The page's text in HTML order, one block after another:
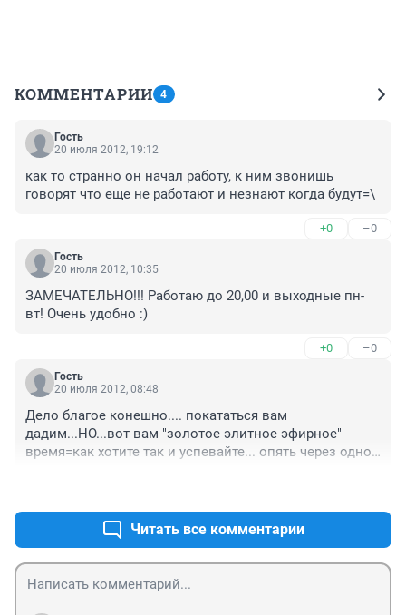
КОММЕНТАРИИ 4
Гость
20 июля 2012, 19:12
как то странно он начал работу, к ним звонишь
говорят что еще не работают и незнают когда будут=\
+0 –0
Гость
20 июля 2012, 10:35
ЗАМЕЧАТЕЛЬНО!!! Работаю до 20,00 и выходные пн-
вт! Очень удобно :)
+0 –0
Гость
20 июля 2012, 08:48
Дело благое конешно.... покататься вам
дадим...НО...вот вам "золотое элитное эфирное"
время=как хотите так и успевайте... опять через одно
Читать все комментарии